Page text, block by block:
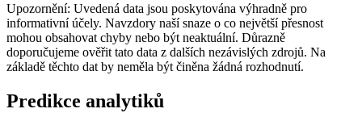
Upozornění: Uvedená data jsou poskytována výhradně pro
informativní účely. Navzdory naší snaze o co největší přesnost
mohou obsahovat chyby nebo být neaktuální. Důrazně
doporučujeme ověřit tato data z dalších nezávislých zdrojů. Na
základě těchto dat by neměla být činěna žádná rozhodnutí.
Predikce analytiků